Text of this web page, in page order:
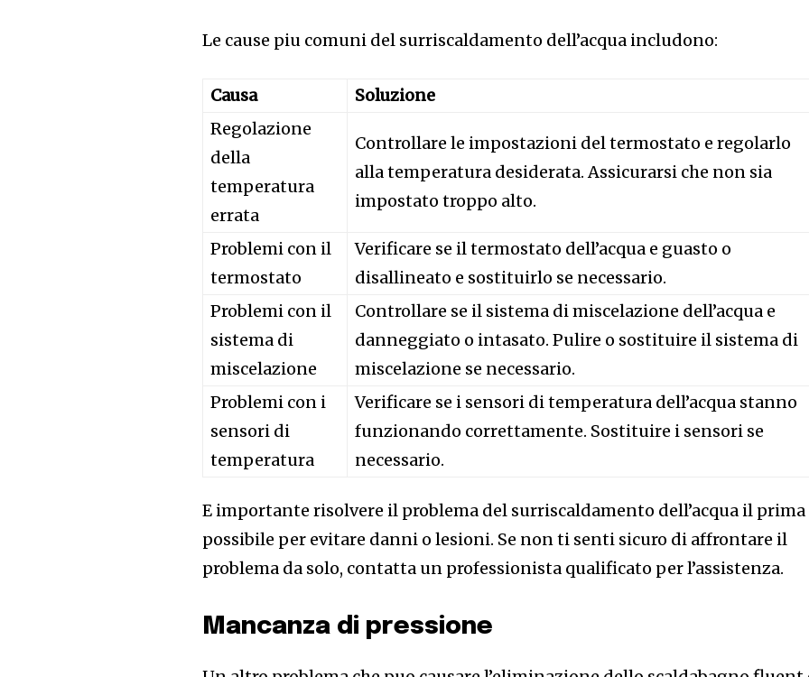
Le cause piu comuni del surriscaldamento dell’acqua includono:
Causa
Soluzione
Regolazione
della
temperatura
errata
Controllare le impostazioni del termostato e regolarlo
alla temperatura desiderata. Assicurarsi che non sia
impostato troppo alto.
Problemi con il
termostato
Verificare se il termostato dell’acqua e guasto o
disallineato e sostituirlo se necessario.
Problemi con il
sistema di
miscelazione
Controllare se il sistema di miscelazione dell’acqua e
danneggiato o intasato. Pulire o sostituire il sistema di
miscelazione se necessario.
Problemi con i
sensori di
temperatura
Verificare se i sensori di temperatura dell’acqua stanno
funzionando correttamente. Sostituire i sensori se
necessario.
E importante risolvere il problema del surriscaldamento dell’acqua il prima
possibile per evitare danni o lesioni. Se non ti senti sicuro di affrontare il
problema da solo, contatta un professionista qualificato per l’assistenza.
Mancanza di pressione